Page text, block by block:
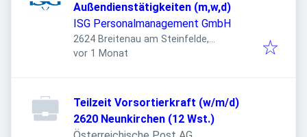
Außendienstätigkeiten (m,w,d)
ISG Personalmanagement GmbH
2624 Breitenau am Steinfelde,
Österreich
Veröffentlicht
vor 1 Monat
Teilzeit Vorsortierkraft (w/m/d)
2620 Neunkirchen (12 Wst.)